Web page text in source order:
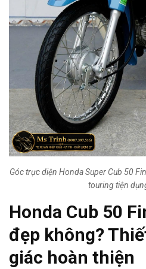
Góc trực diện Honda Super Cub 50
touring tiện
Honda Cub 50
đẹp không?
giác hoàn thiện